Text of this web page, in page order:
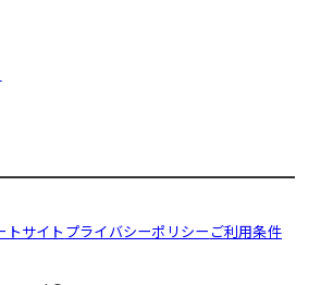
トサイト プライバシーポリシー ご利用条件